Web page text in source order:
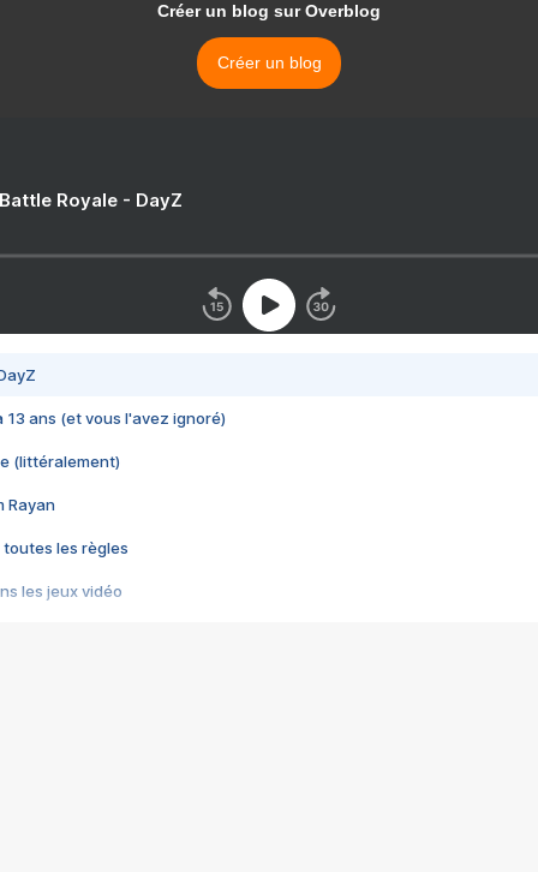
Créer un blog sur Overblog
Créer un blog
Royale - DayZ
13 ans (et vous l'avez ignoré)
(littéralement)
Rayan
toutes les règles
les jeux vidéo